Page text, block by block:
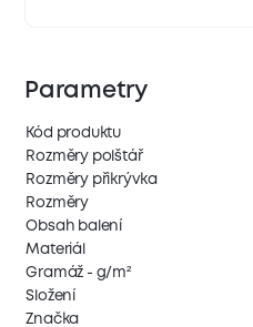
Parametry
Kód produktu
Rozměry polštář
Rozměry přikrývka
Rozměry
Obsah balení
Materiál
Gramáž - g/m²
Složení
Značka